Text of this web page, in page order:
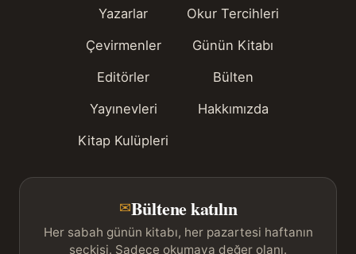
Yazarlar
Çevirmenler
Editörler
Yayınevleri
Kitap Kulüpleri
Okur Tercihleri
Günün Kitabı
Bülten
Hakkımızda
✉Bültene katılın
Her sabah günün kitabı, her pazartesi haftanın
seçkisi. Sadece okumaya değer olanı.